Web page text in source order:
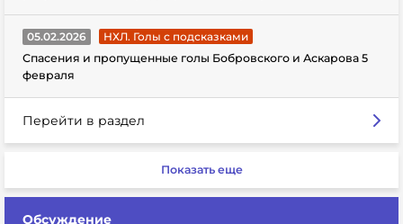
05.02.2026
НХЛ. Голы с подсказками
Спасения и пропущенные голы Бобровского и Аскарова 5
февраля
Перейти в раздел
Показать еще
Обсуждение